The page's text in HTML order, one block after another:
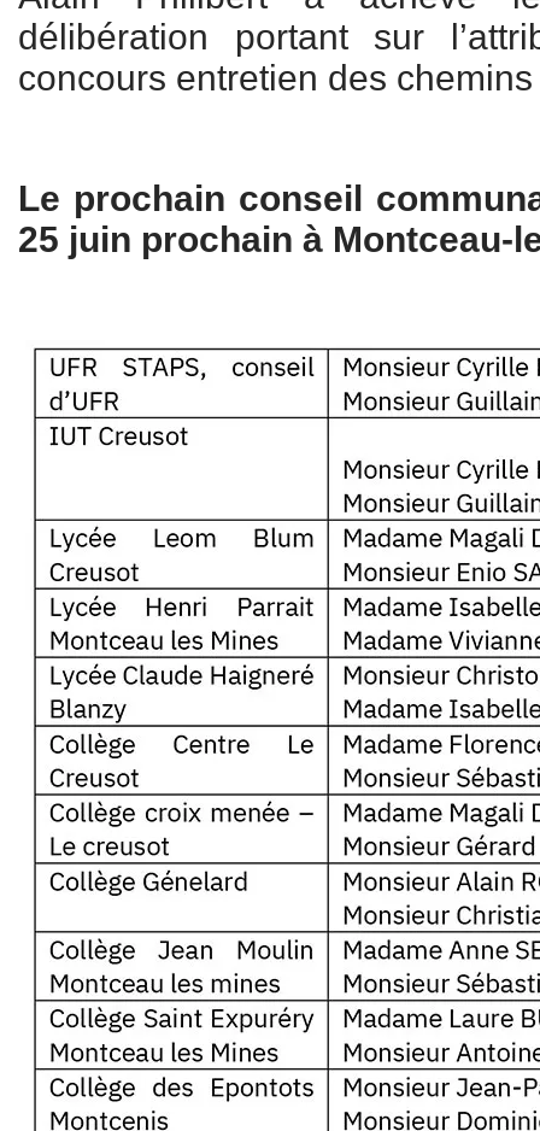
délibération portant sur
concours entretien des
Le prochain conseil
25 juin prochain à Montceau-